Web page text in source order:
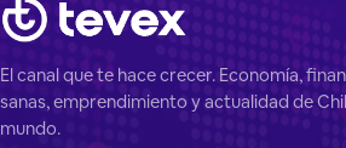
El canal que te hace crecer. Economía,
sanas, emprendimiento y actualidad de
mundo.